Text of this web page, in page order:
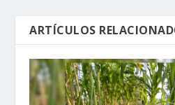
ARTÍCULOS